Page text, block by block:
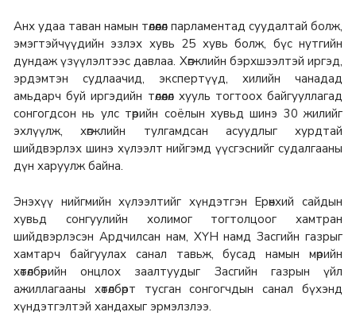
Анх удаа таван намын төлөөлөл парламентад суудалтай болж,
эмэгтэйчүүдийн эзлэх хувь 25 хувь болж, бүс нутгийн
дундаж үзүүлэлтээс давлаа. Хөгжлийн бэрхшээлтэй иргэд,
эрдэмтэн судлаачид, экспертүүд, хилийн чанадад
амьдарч буй иргэдийн төлөөлөл хууль тогтоох байгууллагад
сонгогдсон нь улс төрийн соёлын хувьд шинэ 30 жилийг
эхлүүлж, хөгжлийн тулгамдсан асуудлыг хурдтай
шийдвэрлэх шинэ хүлээлт нийгэмд үүсгэснийг судалгааны
дүн харуулж байна.
Энэхүү нийгмийн хүлээлтийг хүндэтгэн Ерөнхий сайдын
хувьд сонгуулийн холимог тогтолцоог хамтран
шийдвэрлэсэн Ардчилсан нам, ХҮН намд Засгийн газрыг
хамтарч байгуулах санал тавьж, бусад намын мөрийн
хөтөлбөрийн онцлох заалтуудыг Засгийн газрын үйл
ажиллагааны хөтөлбөрт тусган сонгогчдын санал бүхэнд
хүндэтгэлтэй хандахыг эрмэлзлээ.